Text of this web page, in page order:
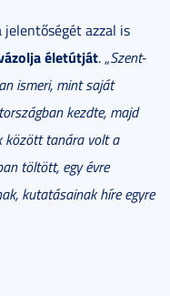
azzal is
életútját. „Szent-
ismeri, mint saját
kezdte, majd
között tanára volt a
töltött, egy évre
kutatásainak híre egyre